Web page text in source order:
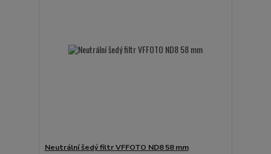
Neutrální šedý filtr VFFOTO ND8 58 mm